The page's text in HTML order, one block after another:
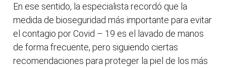
En ese sentido, la especialista recordó que la
medida de bioseguridad más importante para evitar
el contagio por Covid – 19 es el lavado de manos
de forma frecuente, pero siguiendo ciertas
recomendaciones para proteger la piel de los más